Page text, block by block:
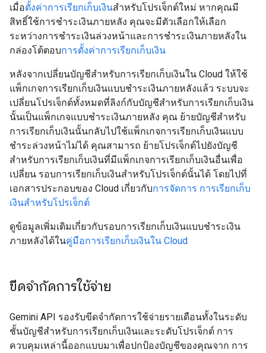
เมื่อตั้งค่าการเรียกเก็บเงินสำหรับโปรเจ็กต์ใหม่ หากคุณมี
สิทธิ์ใช้การชำระเงินภายหลัง คุณจะมีตัวเลือกให้เลือก
ระหว่างการชำระเงินล่วงหน้าและการชำระเงินภายหลังใน
กล่องโต้ตอบการตั้งค่าการเรียกเก็บเงิน
หลังจากเปลี่ยนบัญชีสำหรับการเรียกเก็บเงินใน Cloud ให้ใช้
แพ็กเกจการเรียกเก็บเงินแบบชำระเงินภายหลังแล้ว ระบบจะ
เปลี่ยนโปรเจ็กต์ทั้งหมดที่ลิงก์กับบัญชีสำหรับการเรียกเก็บเงิน
นั้นเป็นแพ็กเกจแบบชำระเงินภายหลัง คุณ ย้ายบัญชีสำหรับ
การเรียกเก็บเงินนั้นกลับไปใช้แพ็กเกจการเรียกเก็บเงินแบบ
ชำระล่วงหน้าไม่ได้ คุณสามารถ ย้ายโปรเจ็กต์ไปยังบัญชี
สำหรับการเรียกเก็บเงินที่มีแพ็กเกจการเรียกเก็บเงินอื่นเพื่อ
เปลี่ยน รอบการเรียกเก็บเงินสำหรับโปรเจ็กต์นั้นได้ โดยไปที่
เอกสารประกอบของ Cloud เกี่ยวกับการจัดการ การเรียกเก็บ
เงินสำหรับโปรเจ็กต์
ดูข้อมูลเพิ่มเติมเกี่ยวกับรอบการเรียกเก็บเงินแบบชำระเงิน
ภายหลังได้ในคู่มือการเรียกเก็บเงินใน Cloud
ขีดจำกัดการใช้จ่าย
Gemini API รองรับขีดจำกัดการใช้จ่ายรายเดือนทั้งในระดับ
ชั้นบัญชีสำหรับการเรียกเก็บเงินและระดับโปรเจ็กต์ การ
ควบคุมเหล่านี้ออกแบบมาเพื่อปกป้องบัญชีของคุณจาก การ